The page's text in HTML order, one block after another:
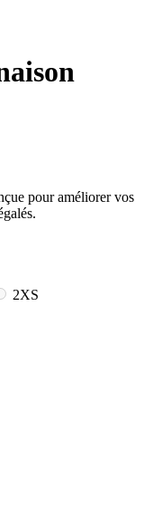
pour améliorer vos
2XS